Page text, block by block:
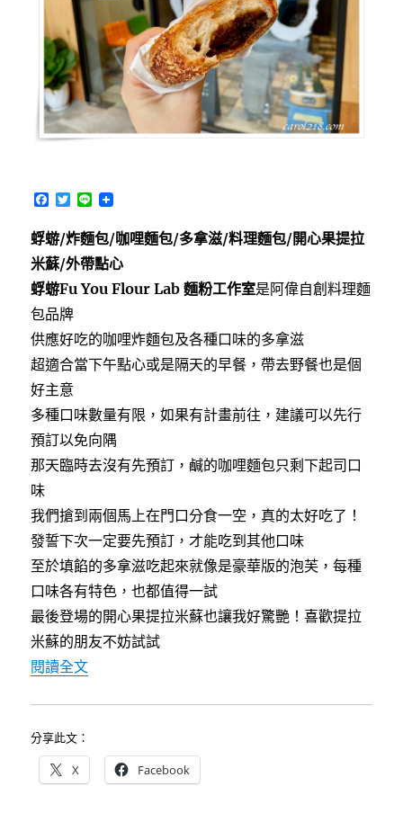
F
c
e
b
o
o
k
T
i
t
t
e
r
L
n
e
蜉蝣/炸麵包/咖哩麵包/多拿滋/料理麵包/開心果提拉
米蘇/外帶點心
蜉蝣Fu You Flour Lab 麵粉工作室是阿偉自創料理麵
包品牌
供應好吃的咖哩炸麵包及各種口味的多拿滋
超適合當下午點心或是隔天的早餐，帶去野餐也是個
好主意
多種口味數量有限，如果有計畫前往，建議可以先行
預訂以免向隅
那天臨時去沒有先預訂，鹹的咖哩麵包只剩下起司口
味
我們搶到兩個馬上在門口分食一空，真的太好吃了！
發誓下次一定要先預訂，才能吃到其他口味
至於填餡的多拿滋吃起來就像是豪華版的泡芙，每種
口味各有特色，也都值得一試
最後登場的開心果提拉米蘇也讓我好驚艷！喜歡提拉
米蘇的朋友不妨試試
閱讀全文〈[台中西區]蜉蝣FU YOU～帶來滿滿幸福感，
分享此文：
X Facebook